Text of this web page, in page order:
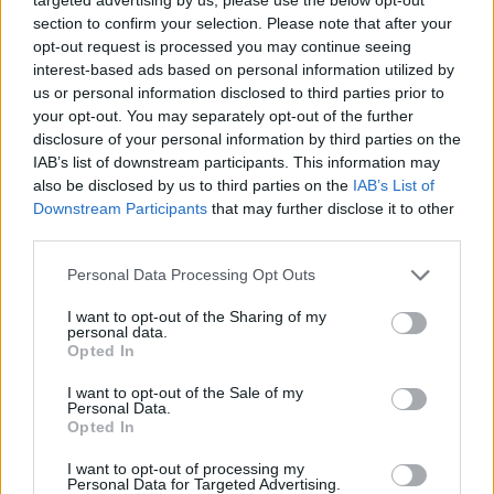
section to confirm your selection. Please note that after your
opt-out request is processed you may continue seeing
interest-based ads based on personal information utilized by
us or personal information disclosed to third parties prior to
your opt-out. You may separately opt-out of the further
disclosure of your personal information by third parties on the
IAB’s list of downstream participants. This information may
also be disclosed by us to third parties on the IAB’s List of
Downstream Participants that may further disclose it to other
Personal Data Processing Opt Outs
I want to opt-out of the Sharing of my
personal data.
Opted In
I want to opt-out of the Sale of my
Personal Data.
Opted In
I want to opt-out of processing my
Personal Data for Targeted Advertising.
per a gaudir de les Festes Majors
d’Amposta”
31 de juliol de 2026
Blaumut lidera el cartell musical de les
Festes
31 de juliol de 2026
Carrega més